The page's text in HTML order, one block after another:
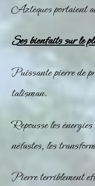
Aztèques portaient
Ses bienfaits sur le
Puissante pierre de
talisman.
Repousse les
néfastes, les
Pierre terriblement